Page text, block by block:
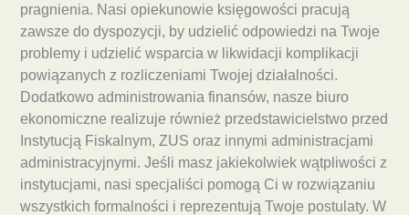
pragnienia. Nasi opiekunowie księgowości pracują
zawsze do dyspozycji, by udzielić odpowiedzi na Twoje
problemy i udzielić wsparcia w likwidacji komplikacji
powiązanych z rozliczeniami Twojej działalności.
Dodatkowo administrowania finansów, nasze biuro
ekonomiczne realizuje również przedstawicielstwo przed
Instytucją Fiskalnym, ZUS oraz innymi administracjami
administracyjnymi. Jeśli masz jakiekolwiek wątpliwości z
instytucjami, nasi specjaliści pomogą Ci w rozwiązaniu
wszystkich formalności i reprezentują Twoje postulaty. W